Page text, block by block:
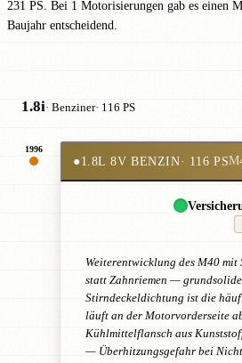
231 PS. Bei 1 Motorisierungen gab es einen
Baujahr entscheidend.
1.8i· Benziner· 116 PS
1996
●1.8L 8V BENZIN· 116 PS
Weiterentwicklung des M40 mit
statt Zahnriemen —
Stirndeckeldichtung ist die
läuft an der Motorvorderseite
Kühlmittelflansch aus
— Überhitzungsgefahr bei